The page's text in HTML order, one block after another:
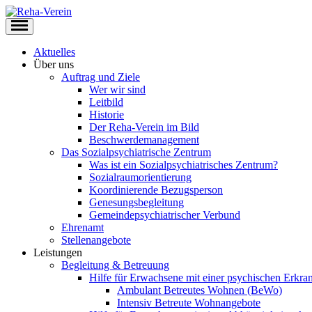
Aktuelles
Über uns
Auftrag und Ziele
Wer wir sind
Leitbild
Historie
Der Reha-Verein im Bild
Beschwerdemanagement
Das Sozialpsychiatrische Zentrum
Was ist ein Sozialpsychiatrisches Zentrum?
Sozialraumorientierung
Koordinierende Bezugsperson
Genesungsbegleitung
Gemeindepsychiatrischer Verbund
Ehrenamt
Stellenangebote
Leistungen
Begleitung & Betreuung
Hilfe für Erwachsene mit einer psychischen
Ambulant Betreutes Wohnen (BeWo)
Intensiv Betreute Wohnangebote